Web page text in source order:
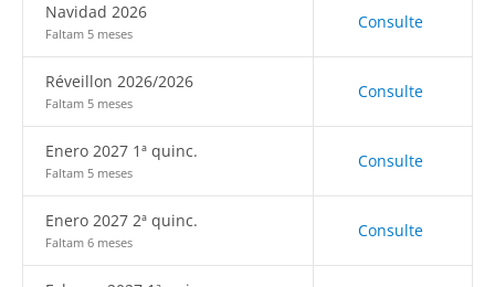
Navidad 2026
Faltam 5 meses
Consulte
Réveillon 2026/2026
Faltam 5 meses
Consulte
Enero 2027 1ª quinc.
Faltam 5 meses
Consulte
Enero 2027 2ª quinc.
Faltam 6 meses
Consulte